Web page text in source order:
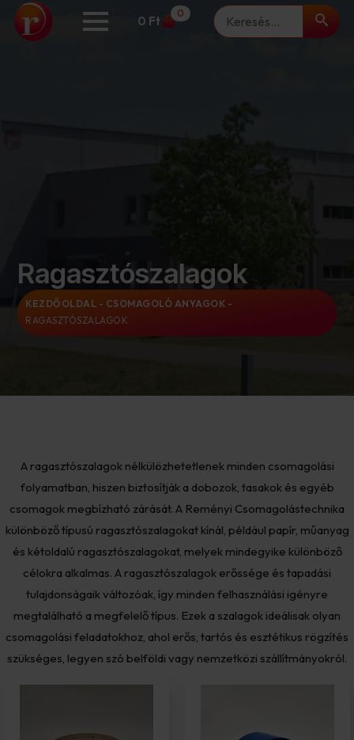
0 Ft
0 Keresés
Ragasztószalagok
KEZDŐOLDAL - CSOMAGOLÓ ANYAGOK -
RAGASZTÓSZALAGOK
A ragasztószalagok nélkülözhetetlenek minden csomagolási
folyamatban, hiszen biztosítják a dobozok, tasakok és egyéb
csomagok megbízható zárását. A Reményi Csomagolástechnika
különböző típusú ragasztószalagokat kínál, például papír, műanyag
és kétoldalú ragasztószalagokat, melyek mindegyike különböző
célokra alkalmas. A ragasztószalagok erőssége és tapadási
tulajdonságaik változóak, így minden felhasználási igényre
megtalálható a megfelelő típus. Ezek a szalagok ideálisak olyan
csomagolási feladatokhoz, ahol erős, tartós és esztétikus rögzítés
szükséges, legyen szó belföldi vagy nemzetközi szállítmányokról.